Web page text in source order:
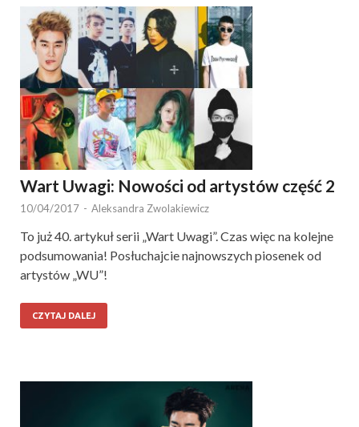
Wart Uwagi: Nowości od artystów część 2
10/04/2017 - Aleksandra Zwolakiewicz
To już 40. artykuł serii „Wart Uwagi”. Czas więc na kolejne
podsumowania! Posłuchajcie najnowszych piosenek od
artystów „WU”!
CZYTAJ DALEJ